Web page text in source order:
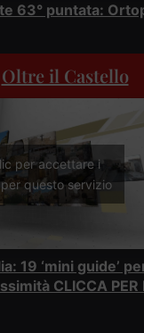
63° puntata:
Oltre il Castello
per accettare i
questo servizio
19 ‘mini guide’
CLICCA PER